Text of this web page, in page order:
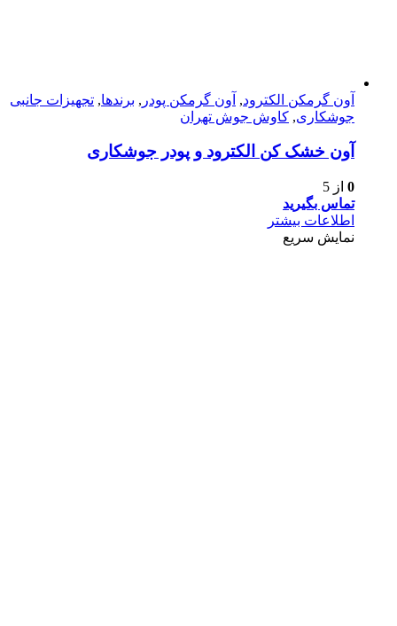
آون گرمکن الکترود, آون گرمکن پودر , برندها, تجهیزات جانبی
جوشکاری, کاوش جوش تهران
آون خشک کن الکترود و پودر جوشکاری
0 از 5
تماس بگیرید
اطلاعات بیشتر
نمایش سریع